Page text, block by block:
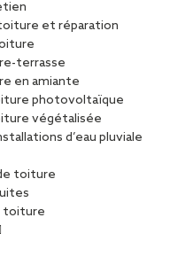
et réparation
terrasse
en amiante
photovoltaïque
végétalisée
d’eau pluviale
toiture
toiture